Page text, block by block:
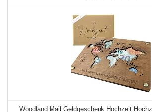
Woodland Mail Geldgeschenk Hochzeit